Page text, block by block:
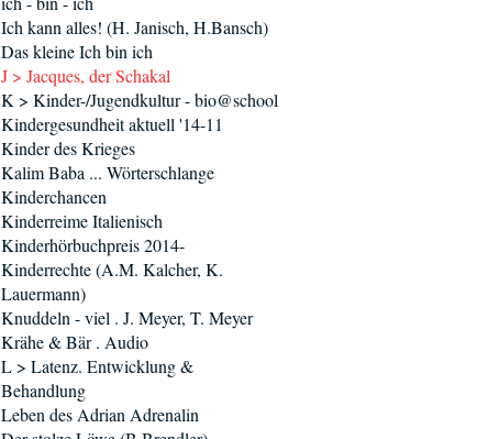
Ich kann alles! (H. Janisch, H.Bansch)
Das kleine Ich bin ich
J > Jacques, der Schakal
K > Kinder-/Jugendkultur - bio@school
Kindergesundheit aktuell '14-11
Kinder des Krieges
Kalim Baba ... Wörterschlange
Kinderchancen
Kinderreime Italienisch
Kinderhörbuchpreis 2014-
Kinderrechte (A.M. Kalcher, K.
Lauermann)
Knuddeln - viel . J. Meyer, T. Meyer
Krähe & Bär . Audio
L > Latenz. Entwicklung &
Behandlung
Leben des Adrian Adrenalin